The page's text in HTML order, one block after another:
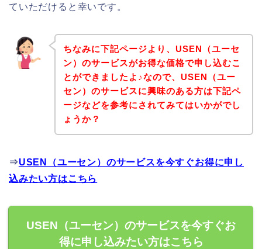
ていただけると幸いです。
ちなみに下記ページより、USEN（ユーセ
ン）のサービスがお得な価格で申し込むこ
とができましたよ♪なので、USEN（ユー
セン）のサービスに興味のある方は下記ペ
ージなどを参考にされてみてはいかがでし
ょうか？
⇒USEN（ユーセン）のサービスを今すぐお得に申し
込みたい方はこちら
USEN（ユーセン）のサービスを今すぐお
得に申し込みたい方はこちら